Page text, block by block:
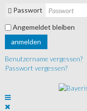
Passwort
Angemeldet bleiben
anmelden
Benutzername vergessen?
Passwort vergessen?